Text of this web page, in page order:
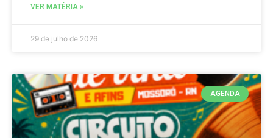
VER MATÉRIA »
29 de julho de 2026
AGENDA